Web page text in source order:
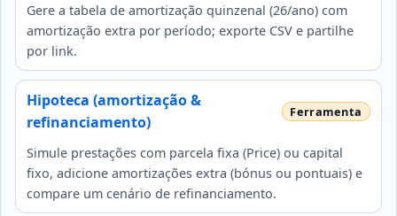
Gere a tabela de amortização quinzenal (26/ano) com
amortização extra por período; exporte CSV e partilhe
por link.
Hipoteca (amortização &
refinanciamento)
Simule prestações com parcela fixa (Price) ou capital
fixo, adicione amortizações extra (bónus ou pontuais) e
compare um cenário de refinanciamento.